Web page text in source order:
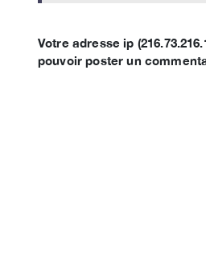
Votre adresse ip
pouvoir poster un